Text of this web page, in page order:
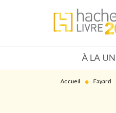
MENU
À LA
Accueil • Fayard